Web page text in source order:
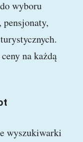
wyboru
na każdą
wyszukiwarki